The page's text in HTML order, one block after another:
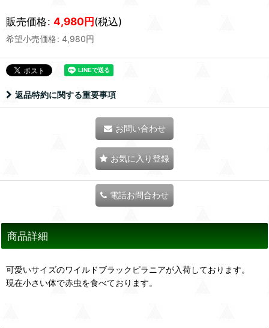
販売価格: 4,980円(税込)
希望小売価格: 4,980円
返品特約に関する重要事項
お問い合わせ
お気に入り登録
電話お問合わせ
商品詳細
可愛いサイズのワイルドブラックピラニアが入荷しております。
現在小さい体で赤虫を食べております。